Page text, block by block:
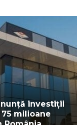
investiții
milioane